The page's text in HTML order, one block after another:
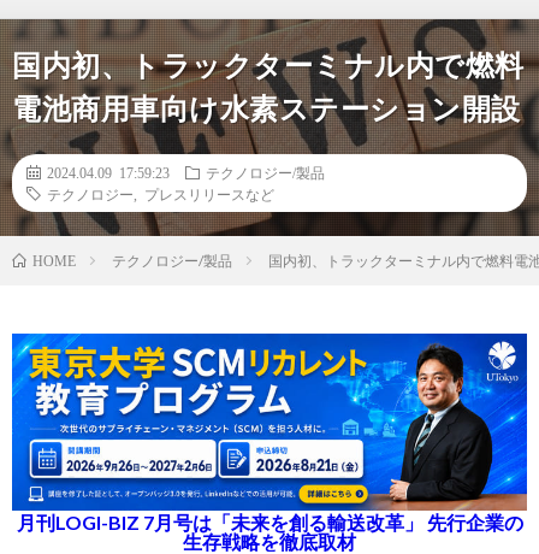
国内初、トラックターミナル内で燃料
電池商用車向け水素ステーション開設
2024.04.09 17:59:23
テクノロジー/製品
テクノロジー
プレスリリースなど
HOME テクノロジー/製品 国内初、トラックターミナル内で燃料電
月刊LOGI-BIZ 7月号は「未来を創る輸送改革」 先行企業の
生存戦略を徹底取材